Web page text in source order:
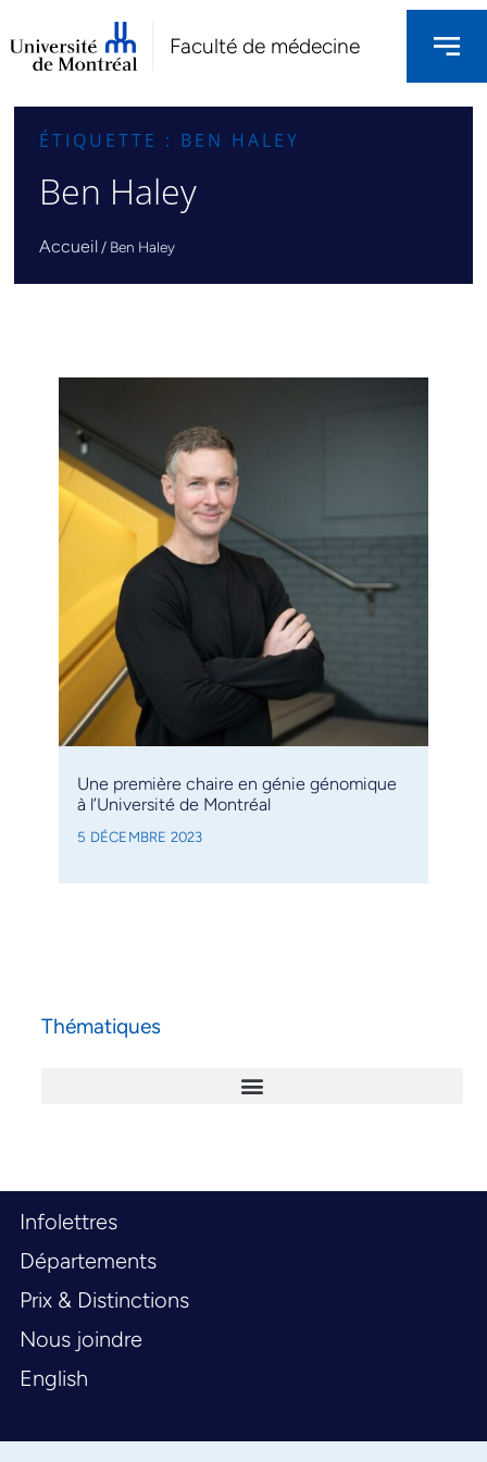
Faculté de médecine
ÉTIQUETTE : BEN HALEY
Ben Haley
Accueil / Ben Haley
Une première chaire en génie génomique
à l’Université de Montréal
5 DÉCEMBRE 2023
Thématiques
Infolettres
Départements
Prix & Distinctions
Nous joindre
English